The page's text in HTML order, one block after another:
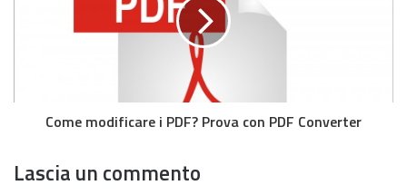
Come modificare i PDF? Prova con PDF Converter
Lascia un commento